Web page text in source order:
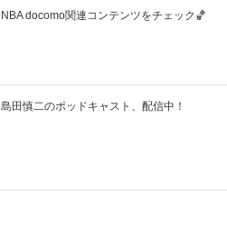
NBA docomo関連コンテンツをチェック🏀
島田慎二のポッドキャスト、配信中！